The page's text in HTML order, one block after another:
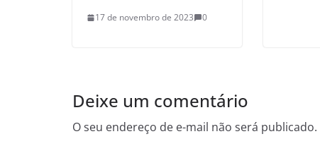
17 de novembro de 2023 0
Deixe um comentário
O seu endereço de e-mail não será publicado.